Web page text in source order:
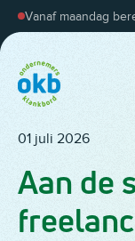
Overslaan en
Vanaf maandag
01 juli 2026
Aan de